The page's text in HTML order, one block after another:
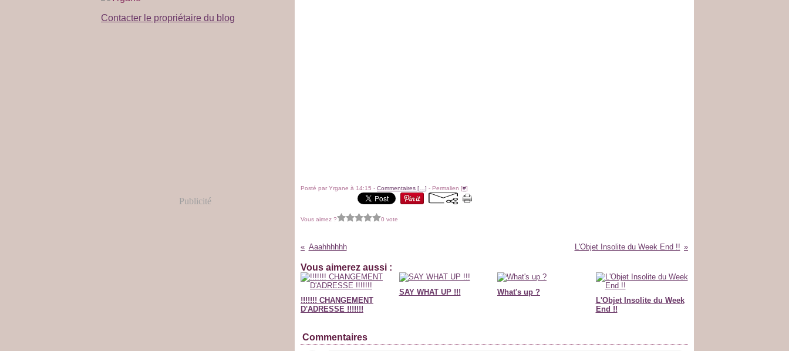
Contacter le propriétaire du blog
Publicité
Posté par Yrgane à 14:15 - Commentaires [ ] - Permalien [#]
Vous aimez ? 0 vote
Aaahhhhhh L'Objet Insolite du Week End !!
Vous aimerez aussi :
!!!!!!! CHANGEMENT
D'ADRESSE !!!!!!!
SAY WHAT UP !!!
What's up ?
L'Objet Insolite du Week
End !!
Commentaires